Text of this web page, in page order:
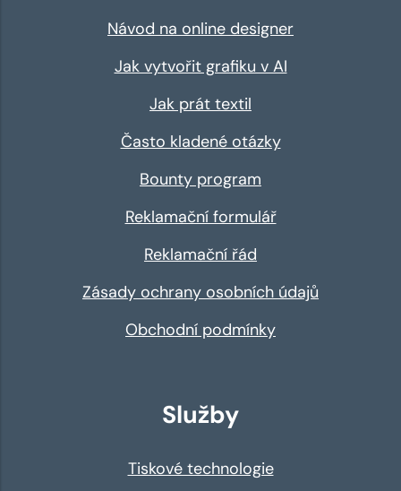
Návod na online designer
Jak vytvořit grafiku v AI
Jak prát textil
Často kladené otázky
Bounty program
Reklamační formulář
Reklamační řád
Zásady ochrany osobních údajů
Obchodní podmínky
Služby
Tiskové technologie